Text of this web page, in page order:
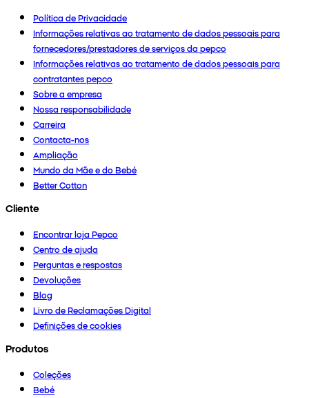
Política de Privacidade
Informações relativas ao tratamento de dados pessoais para
fornecedores/prestadores de serviços da pepco
Informações relativas ao tratamento de dados pessoais para
contratantes pepco
Sobre a empresa
Nossa responsabilidade
Carreira
Contacta-nos
Ampliação
Mundo da Mãe e do Bebé
Better Cotton
Cliente
Encontrar loja Pepco
Centro de ajuda
Perguntas e respostas
Devoluções
Blog
Livro de Reclamações Digital
Definições de cookies
Produtos
Coleções
Bebé